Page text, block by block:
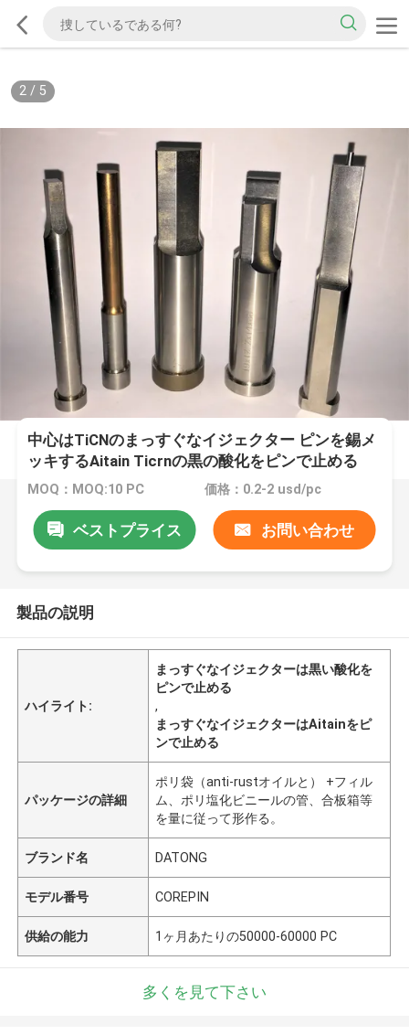
2/ 5
中心はTiCNのまっすぐなイジェクター ピンを錫メ
ッキするAitain Ticrnの黒の酸化をピンで止める
MOQ：MOQ:10 PC 価格：0.2-2 usd/pc
ベストプライス お問い合わせ
製品の説明
ハイライト:
まっすぐなイジェクターは黒い酸化を
ピンで止める
,
まっすぐなイジェクターはAitainをピ
ンで止める
パッケージの詳細
ポリ袋（anti-rustオイルと） +フィル
ム、ポリ塩化ビニールの管、合板箱等
を量に従って形作る。
ブランド名 DATONG
モデル番号 COREPIN
供給の能力 1ヶ月あたりの50000-60000 PC
多くを見て下さい